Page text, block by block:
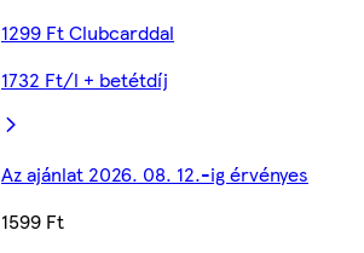
1299 Ft Clubcarddal
1732 Ft/l + betétdíj
Az ajánlat 2026. 08. 12.-ig érvényes
1599 Ft